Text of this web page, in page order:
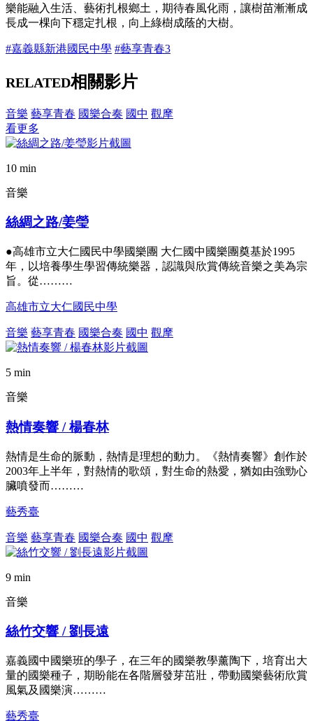
樂能融入生活、藝術扎根鄉土，期待春風化雨，讓樹苗漸漸成
長成一棵向下穩定扎根，向上綠樹成蔭的大樹。
#嘉義縣新港國民中學 #藝享青春3
RELATED相關影片
音樂 藝享青春 國樂合奏 國中 觀摩
看更多
10 min
音樂
絲綢之路/姜瑩
●高雄市立大仁國民中學國樂團 大仁國中國樂團奠基於1995
年，以培養學生學習傳統樂器，認識與欣賞傳統音樂之美為宗
旨。從………
高雄市立大仁國民中學
音樂 藝享青春 國樂合奏 國中 觀摩
5 min
音樂
熱情奏響 / 楊春林
熱情是生命的脈動，熱情是理想的動力。《熱情奏響》創作於
2003年上半年，對熱情的歌頌，對生命的熱愛，猶如由強勁心
臟噴發而………
藝秀臺
音樂 藝享青春 國樂合奏 國中 觀摩
9 min
音樂
絲竹交響 / 劉長遠
嘉義國中國樂班的學子，在三年的國樂教學薰陶下，培育出大
量的國樂種子，期盼能在各階層發芽茁壯，帶動國樂藝術欣賞
風氣及國樂演………
藝秀臺